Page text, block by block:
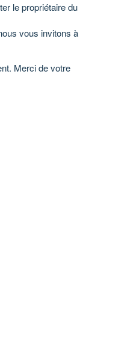
le propriétaire du
vous invitons à
Merci de votre